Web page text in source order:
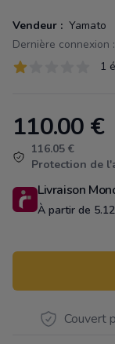
Vendeur : Yamato
Dernière connexion
Évaluations
1 sur 5 étoiles 1
Product information
110.00 €
116.05 €
Protection de
Livraison
À partir de
Couvert